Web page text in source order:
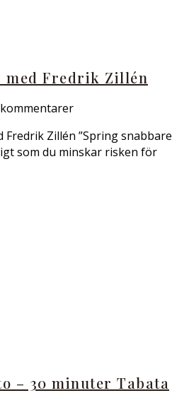
med Fredrik Zillén
Fredrik Zillén ”Spring snabbare
som du minskar risken för
– 30 minuter Tabata